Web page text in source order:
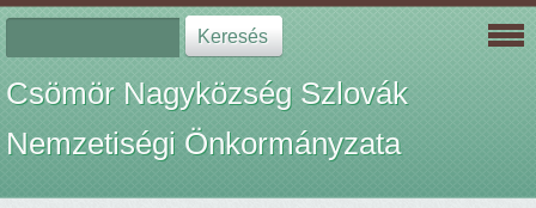
Csömör Nagyközség Szlovák
Nemzetiségi Önkormányzata